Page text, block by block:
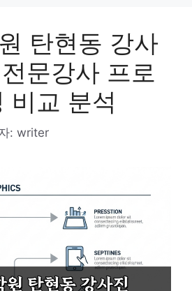
탄현동 강사
문강사 프로
비교 분석
: writer